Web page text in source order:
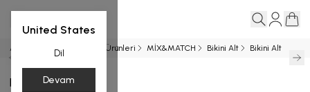
United States
Dil
Devam
Ana Sayfa Entegrasyon Ürünleri MİX&MATCH Bikini Alt Bikini Alt
Bikini Alt